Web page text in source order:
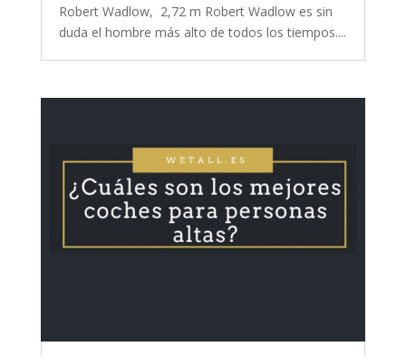
Robert Wadlow, 2,72 m Robert Wadlow es sin
duda el hombre más alto de todos los tiempos....